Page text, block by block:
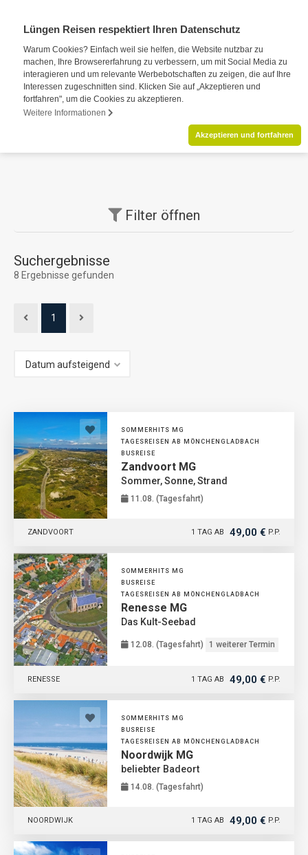
Lüngen Reisen respektiert Ihren Datenschutz
Warum Cookies? Einfach weil sie helfen, die Website nutzbar zu
machen, Ihre Browsererfahrung zu verbessern, um mit Social Media zu
interagieren und um relevante Werbebotschaften zu zeigen, die auf Ihre
Interessen zugeschnitten sind. Klicken Sie auf „Akzeptieren und
fortfahren", um die Cookies zu akzeptieren.
Weitere Informationen
Akzeptieren und fortfahren
Filter öffnen
Suchergebnisse
8 Ergebnisse gefunden
1
SOMMERHITS MG
TAGESREISEN AB MÖNCHENGLADBACH
BUSREISE
Zandvoort MG
Sommer, Sonne, Strand
11.08. (Tagesfahrt)
1 TAG AB 49,00 € P.P.
ZANDVOORT
SOMMERHITS MG
BUSREISE
TAGESREISEN AB MÖNCHENGLADBACH
Renesse MG
Das Kult-Seebad
12.08. (Tagesfahrt) 1 weiterer Termin
1 TAG AB 49,00 € P.P.
RENESSE
SOMMERHITS MG
BUSREISE
TAGESREISEN AB MÖNCHENGLADBACH
Noordwijk MG
beliebter Badeort
14.08. (Tagesfahrt)
1 TAG AB 49,00 € P.P.
NOORDWIJK